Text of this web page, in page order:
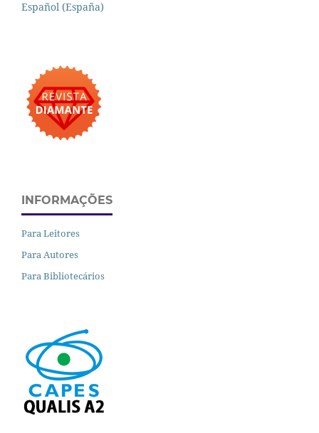
Español (España)
INFORMAÇÕES
Para Leitores
Para Autores
Para Bibliotecários